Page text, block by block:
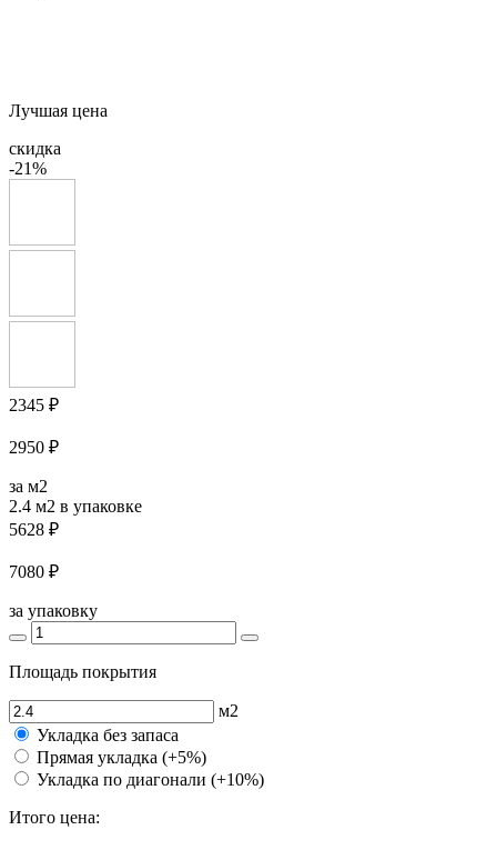
Лучшая цена
скидка
-21%
2345 ₽
2950 ₽
за м2
2.4 м2 в упаковке
5628 ₽
7080 ₽
за упаковку
Площадь покрытия
м2
Укладка без запаса
Прямая укладка (+5%)
Укладка по диагонали (+10%)
Итого цена: